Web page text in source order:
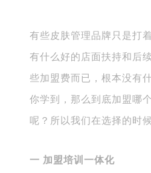
有些皮肤管理品牌只是打
有什么好的店面扶持和后
些加盟费而已，根本没有
你学到，那么到底加盟哪
呢？所以我们在选择的时
一 加盟培训一体化